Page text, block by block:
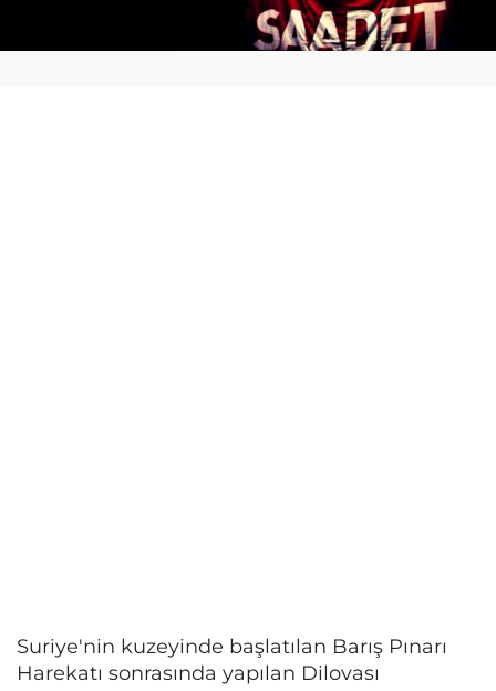
Suriye'nin kuzeyinde başlatılan Barış Pınarı
Harekatı sonrasında yapılan Dilovası